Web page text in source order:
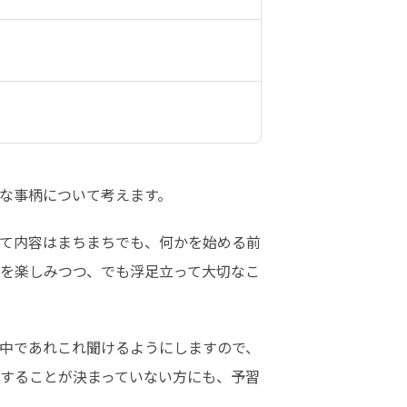
柄について考えます。
内容はまちまちでも、何かを始める前
楽しみつつ、でも浮足立って大切なこ
あれこれ聞けるようにしますので、
ることが決まっていない方にも、予習